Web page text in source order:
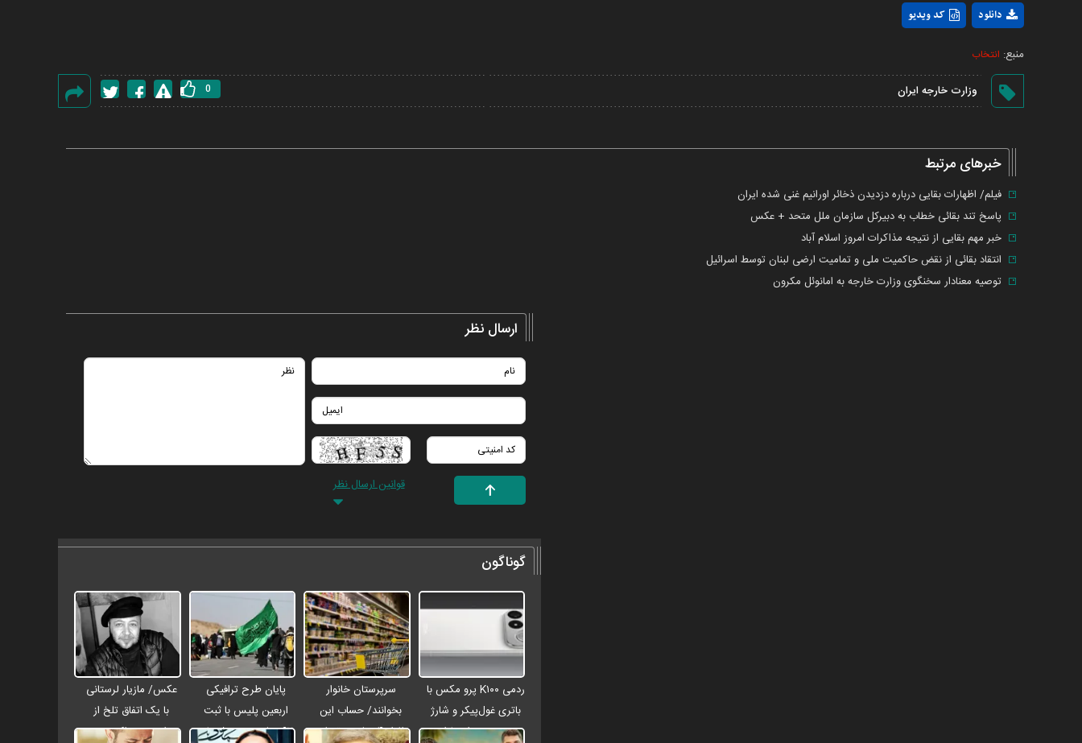
کد ویدیو دانلود
منبع: انتخاب
وزارت خارجه ایران
گزارش
0
خبرهای مرتبط
فیلم/ اظهارات بقایی درباره دزدیدن ذخائر اورانیم غنی شده ایران
پاسخ تند بقائی خطاب به دبیرکل سازمان ملل متحد + عکس
خبر مهم بقایی از نتیجه مذاکرات امروز اسلام آباد
انتقاد بقائی از نقض‌ حاکمیت ملی و تمامیت ارضی لبنان توسط اسرائیل
توصیه معنادار سخنگوی وزارت خارجه به امانوئل مکرون
ارسال نظر
قوانین ارسال نظر
گوناگون
ردمی K۱۰۰ پرو مکس با
باتری غول‌پیکر و شارژ
بی‌سیم روانه بازار
سرپرستان خانوار
بخوانند/ حساب این
افراد ۴ میلیون تومان
پایان طرح ترافیکی
اربعین پلیس با ثبت
۶۷ میلیون تردد / جان
عکس/ مازیار لرستانی
با یک اتفاق تلخ از
مراسم ختم اکبر عبدی